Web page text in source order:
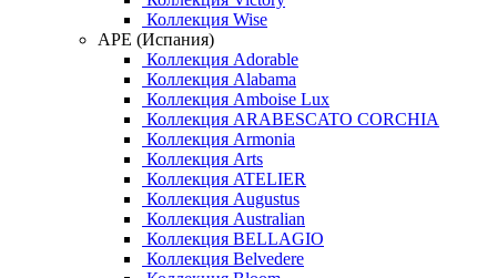
Коллекция Wise
APE (Испания)
Коллекция Adorable
Коллекция Alabama
Коллекция Amboise Lux
Коллекция ARABESCATO CORCHIA
Коллекция Armonia
Коллекция Arts
Коллекция ATELIER
Коллекция Augustus
Коллекция Australian
Коллекция BELLAGIO
Коллекция Belvedere